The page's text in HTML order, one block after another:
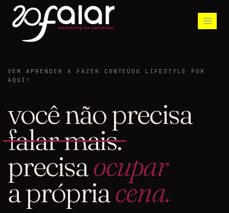
VEM APRENDER A FAZER CONTEÚDO LIFESTYLE POR
AQUI!
você não precisa
falar mais.
precisaocupar
a própriacena.